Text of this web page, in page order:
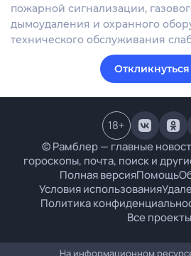
пожарной сигнализации,
дымоудаления и охранного
технического обслуживания
Откликнуться
© Рамблер — главные
гороскопы, почта, поиск и
Полная версияПомощь
Условия использования
Политика
Все проекты
18+
На информационном